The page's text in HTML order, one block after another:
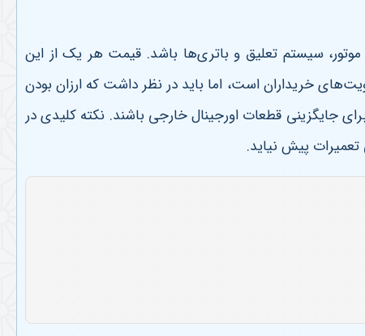
سیستم تعلیق و باتری‌ها باشد. قیمت هر یک از این
خریداران است، اما باید در نظر داشت که ارزان بودن
جایگزینی قطعات اورجینال خارجی باشند. نکته کلیدی در
پیش نیاید.